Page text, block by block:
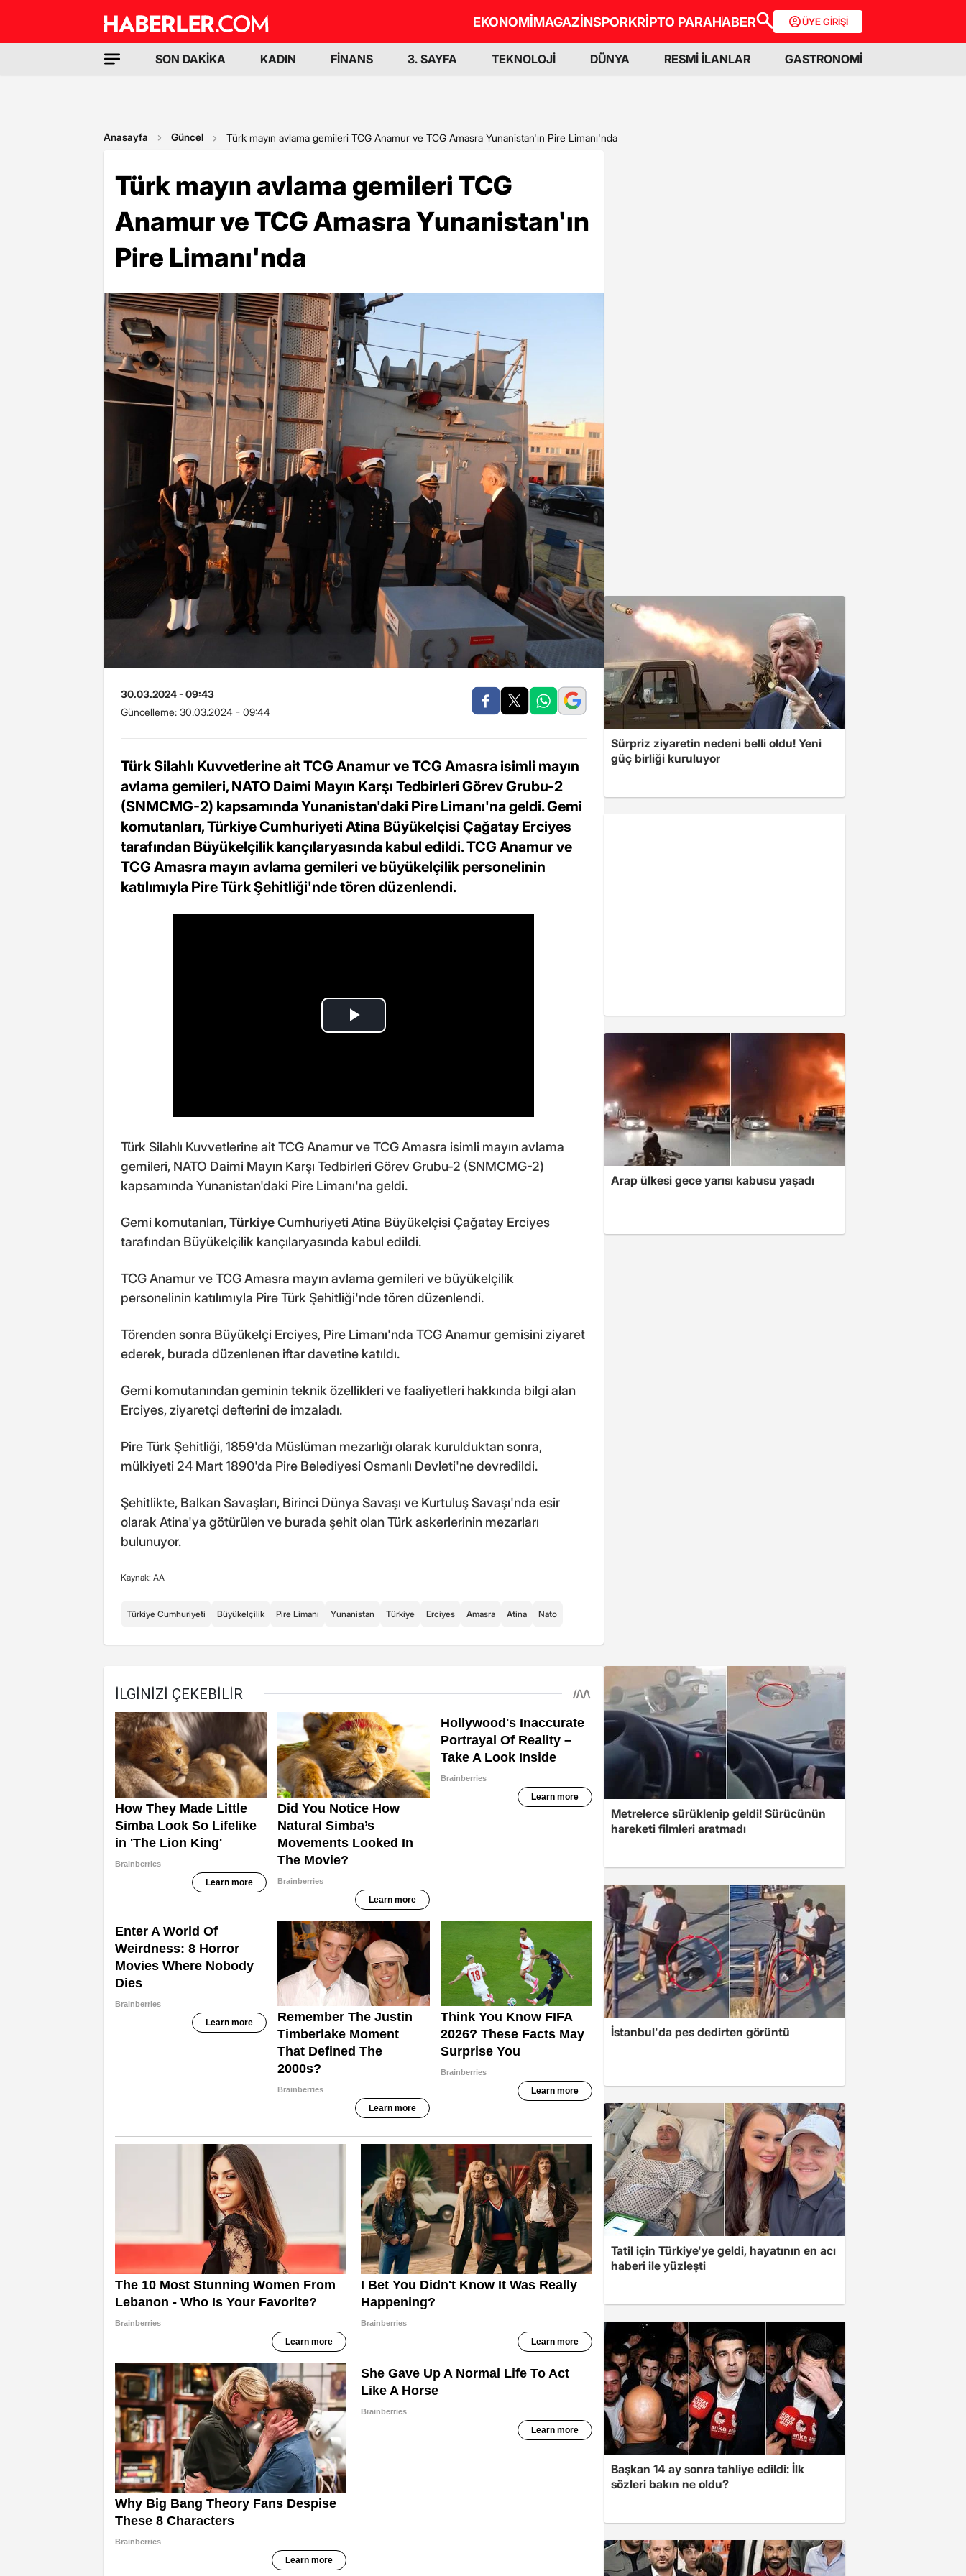
EKONOMİMAGAZİNSPORKRİPTO PARAHABER ÜYE GİRİŞİ
SON DAKİKA KADIN FİNANS 3. SAYFA TEKNOLOJİ DÜNYA RESMİ İLANLAR GASTRONOMİ
Anasayfa Güncel Türk mayın avlama gemileri TCG Anamur ve TCG Amasra Yunanistan'ın Pire Limanı'nda
Türk mayın avlama gemileri TCG
Anamur ve TCG Amasra Yunanistan'ın
Pire Limanı'nda
30.03.2024 - 09:43
Güncelleme: 30.03.2024 - 09:44
Türk Silahlı Kuvvetlerine ait TCG Anamur ve TCG Amasra isimli mayın
avlama gemileri, NATO Daimi Mayın Karşı Tedbirleri Görev Grubu-2
(SNMCMG-2) kapsamında Yunanistan'daki Pire Limanı'na geldi. Gemi
komutanları, Türkiye Cumhuriyeti Atina Büyükelçisi Çağatay Erciyes
tarafından Büyükelçilik kançılaryasında kabul edildi. TCG Anamur ve
TCG Amasra mayın avlama gemileri ve büyükelçilik personelinin
katılımıyla Pire Türk Şehitliği'nde tören düzenlendi.
Türk Silahlı Kuvvetlerine ait TCG Anamur ve TCG Amasra isimli mayın avlama
gemileri, NATO Daimi Mayın Karşı Tedbirleri Görev Grubu-2 (SNMCMG-2)
kapsamında Yunanistan'daki Pire Limanı'na geldi.
Gemi komutanları,TürkiyeCumhuriyeti Atina Büyükelçisi Çağatay Erciyes
tarafından Büyükelçilik kançılaryasında kabul edildi.
TCG Anamur ve TCG Amasra mayın avlama gemileri ve büyükelçilik
personelinin katılımıyla Pire Türk Şehitliği'nde tören düzenlendi.
Törenden sonra Büyükelçi Erciyes, Pire Limanı'nda TCG Anamur gemisini ziyaret
ederek, burada düzenlenen iftar davetine katıldı.
Gemi komutanından geminin teknik özellikleri ve faaliyetleri hakkında bilgi alan
Erciyes, ziyaretçi defterini de imzaladı.
Pire Türk Şehitliği, 1859'da Müslüman mezarlığı olarak kurulduktan sonra,
mülkiyeti 24 Mart 1890'da Pire Belediyesi Osmanlı Devleti'ne devredildi.
Şehitlikte, Balkan Savaşları, Birinci Dünya Savaşı ve Kurtuluş Savaşı'nda esir
olarak Atina'ya götürülen ve burada şehit olan Türk askerlerinin mezarları
bulunuyor.
Kaynak: AA
Türkiye Cumhuriyeti Büyükelçilik Pire Limanı Yunanistan Türkiye Erciyes Amasra Atina Nato
Sürpriz ziyaretin nedeni belli oldu! Yeni
güç birliği kuruluyor
Arap ülkesi gece yarısı kabusu yaşadı
Metrelerce sürüklenip geldi! Sürücünün
hareketi filmleri aratmadı
İstanbul'da pes dedirten görüntü
Tatil için Türkiye'ye geldi, hayatının en acı
haberi ile yüzleşti
Başkan 14 ay sonra tahliye edildi: İlk
sözleri bakın ne oldu?